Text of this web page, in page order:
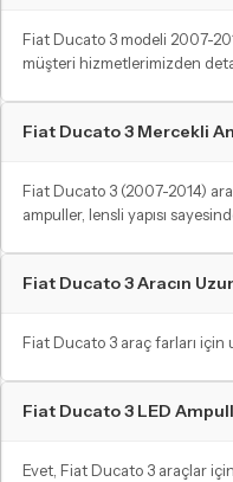
Fiat Ducato 3 modeli 2007-
müşteri hizmetlerimizden
Fiat Ducato 3 Mercekli
Fiat Ducato 3 (2007-2014)
ampuller, lensli yapısı
Fiat Ducato 3 Aracın
Fiat Ducato 3 araç farları için
Fiat Ducato 3 LED
Evet, Fiat Ducato 3 araçlar